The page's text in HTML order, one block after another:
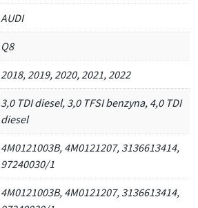
AUDI
Q8
2018, 2019, 2020, 2021, 2022
3,0 TDI diesel, 3,0 TFSI benzyna, 4,0 TDI
diesel
4M0121003B, 4M0121207, 3136613414,
97240030/1
4M0121003B, 4M0121207, 3136613414,